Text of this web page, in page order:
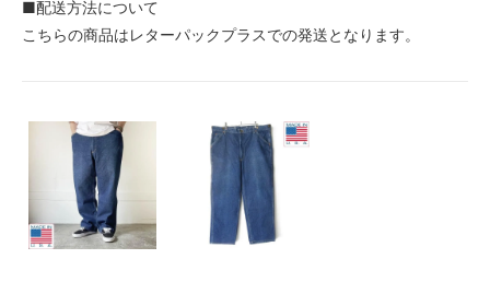
■配送方法について
こちらの商品はレターパックプラスでの発送となります。